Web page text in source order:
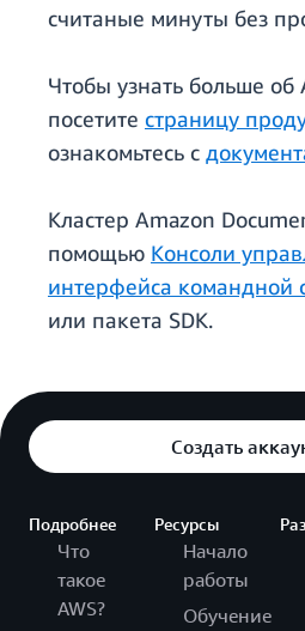
считаные минуты без
Чтобы узнать больше об
посетите страницу
ознакомьтесь с
Кластер Amazon
помощью Консоли
интерфейса командной
или пакета SDK.
Создать
Подробнее
Что
такое
AWS?
Ресурсы
Начало
работы
Обучение